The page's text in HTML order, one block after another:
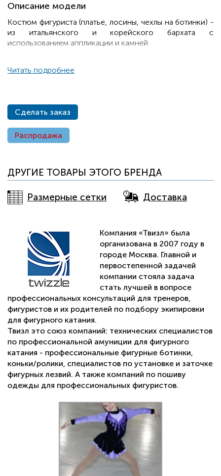
Описание модели
Костюм фигуриста (платье, лосины, чехлы на ботинки) -
из итальянского и корейского бархата с
использованием аппликации и камней
Читать подробнее
Сделать заказ
Распродажа
ДРУГИЕ ТОВАРЫ ЭТОГО БРЕНДА
Размерные сетки Доставка
Компания «Твизл» была
организована в 2007 году в
городе Москва. Главной и
первостепенной задачей
компании стояла задача
стать лучшей в вопросе
профессиональных консультаций для тренеров,
фигуристов и их родителей по подбору экипировки
для фигурного катания.
Твизл это союз компаний: технических специалистов
по профессиональной амуниции для фигурного
катания - профессиональные фигурные ботинки,
коньки/ролики, специалистов по установке и заточке
фигурных лезвий. А также компаний по пошиву
одежды для профессиональных фигуристов.